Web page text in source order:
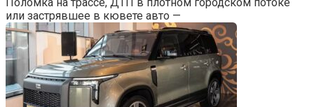
или застрявшее в кювете авто —